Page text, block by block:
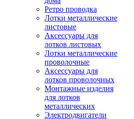
Ретро проводка
Лотки металлические
листовые
Аксессуары для
лотков листовых
Лотки металлические
проволочные
Аксессуары для
лотков проволочных
Монтажные изделия
для лотков
металлических
Электродвигатели